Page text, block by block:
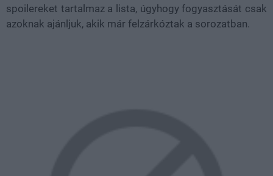
spoilereket tartalmaz a lista, úgyhogy fogyasztását csak
azoknak ajánljuk, akik már felzárkóztak a sorozatban.